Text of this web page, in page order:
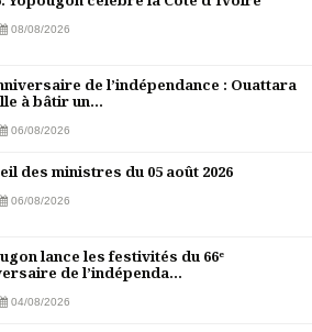
08/08/2026
de l’indépendance : Ouattara
à bâtir un...
06/08/2026
des ministres du 05 août 2026
06/08/2026
lance les festivités du 66ᵉ
de l’indépenda...
04/08/2026